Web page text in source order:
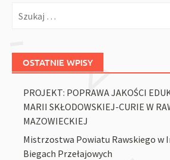
OSTATNIE WPISY
PROJEKT: POPRAWA JAKOŚCI
MARII SKŁODOWSKIEJ-CURIE W
MAZOWIECKIEJ
Mistrzostwa Powiatu Rawskiego w
Biegach Przełajowych